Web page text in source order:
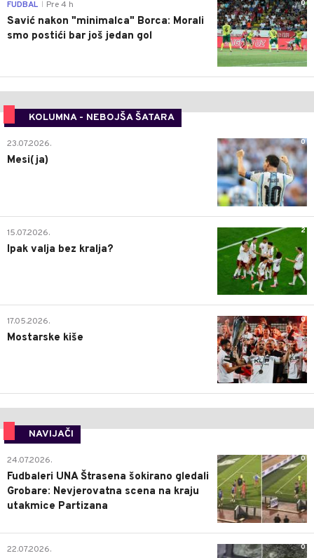
0
FUDBAL Pre 4 h
Savić nakon "minimalca" Borca: Morali
smo postići bar još jedan gol
KOLUMNA - NEBOJŠA ŠATARA
0
23.07.2026.
Mesi(ja)
2
15.07.2026.
Ipak valja bez kralja?
0
17.05.2026.
Mostarske kiše
NAVIJAČI
0
24.07.2026.
Fudbaleri UNA Štrasena šokirano gledali
Grobare: Nevjerovatna scena na kraju
utakmice Partizana
0
22.07.2026.